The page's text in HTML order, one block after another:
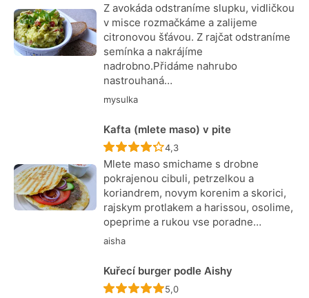
Z avokáda odstraníme slupku, vidličkou
v misce rozmačkáme a zalijeme
citronovou šťávou. Z rajčat odstraníme
semínka a nakrájíme
nadrobno.Přidáme nahrubo
nastrouhaná…
mysulka
Kafta (mlete maso) v pite
Recept ještě nebyl hodnocen
4,3
Mlete maso smichame s drobne
pokrajenou cibuli, petrzelkou a
koriandrem, novym korenim a skorici,
rajskym protlakem a harissou, osolime,
opeprime a rukou vse poradne…
aisha
Kuřecí burger podle Aishy
Recept ještě nebyl hodnocen
5,0